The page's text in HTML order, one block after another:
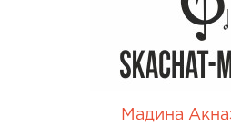
Мадина